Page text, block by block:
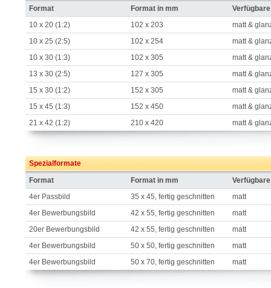
Format
Format in mm
10 x 20 (1:2)
102 x 203
matt &
10 x 25 (2:5)
102 x 254
matt &
10 x 30 (1:3)
102 x 305
matt &
13 x 30 (2:5)
127 x 305
matt &
15 x 30 (1:2)
152 x 305
matt &
15 x 45 (1:3)
152 x 450
matt &
21 x 42 (1:2)
210 x 420 matt &
Spezialformate
Format
Format in mm
4er Passbild
35 x 45, fertig geschnitten
matt
4er Bewerbungsbild
42 x 55, fertig geschnitten
matt
20er Bewerbungsbild
42 x 55, fertig geschnitten
matt
4er Bewerbungsbild
50 x 50, fertig geschnitten
matt
4er Bewerbungsbild
50 x 70, fertig geschnitten matt